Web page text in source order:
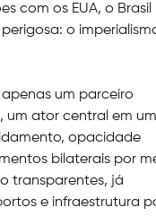
com os EUA, o Brasil
o
um parceiro
um ator central em um
opacidade
bilaterais por
transparentes, já
e infraestrutura